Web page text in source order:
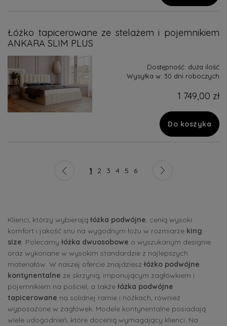
Łóżko tapicerowane ze stelażem i pojemnikiem
ANKARA SLIM PLUS
Dostępność: duża ilość
Wysyłka w: 30 dni roboczych
1 749,00 zł
Do koszyka
1 2 3 4 5 6
Klienci, którzy wybierają łóżka podwójne, cenią wysoki
komfort i jakość snu na wygodnym łożu w rozmiarze king
size. Polecamy łóżka dwuosobowe o wyszukanym designie
oraz wykonane w wysokim standardzie z najlepszych
materiałów. W naszej ofercie znajdziesz łóżko podwójne
kontynentalne ze skrzynią, imponującym zagłówkiem i
pojemnikiem na pościel, a także łóżka podwójne
tapicerowane na solidnej ramie i nóżkach, również
wyposażone w zagłówek. Modele kontynentalne posiadają
wiele udogodnień, które docenią wymagający klienci. Na